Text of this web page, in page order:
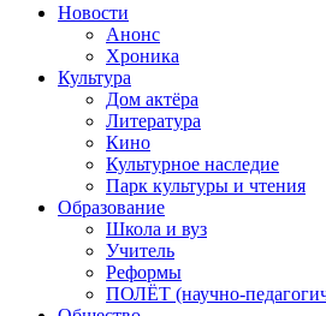
Новости
Анонс
Хроника
Культура
Дом актёра
Литература
Кино
Культурное наследие
Парк культуры и чтения
Образование
Школа и вуз
Учитель
Реформы
ПОЛЁТ (научно-